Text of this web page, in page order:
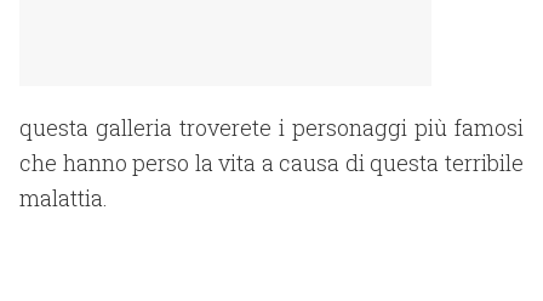
questa galleria troverete i personaggi più famosi
che hanno perso la vita a causa di questa terribile
malattia.